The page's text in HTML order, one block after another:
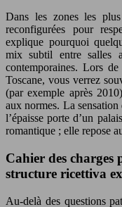
Dans les zones les
reconfigurées pour
explique pourquoi
mix subtil entre salles
contemporaines. Lors
Toscane, vous verrez
(par exemple après
aux normes. La
l’épaisse porte d’un
romantique ; elle repose
Cahier des charges
structure ricettiva
Au-delà des questions